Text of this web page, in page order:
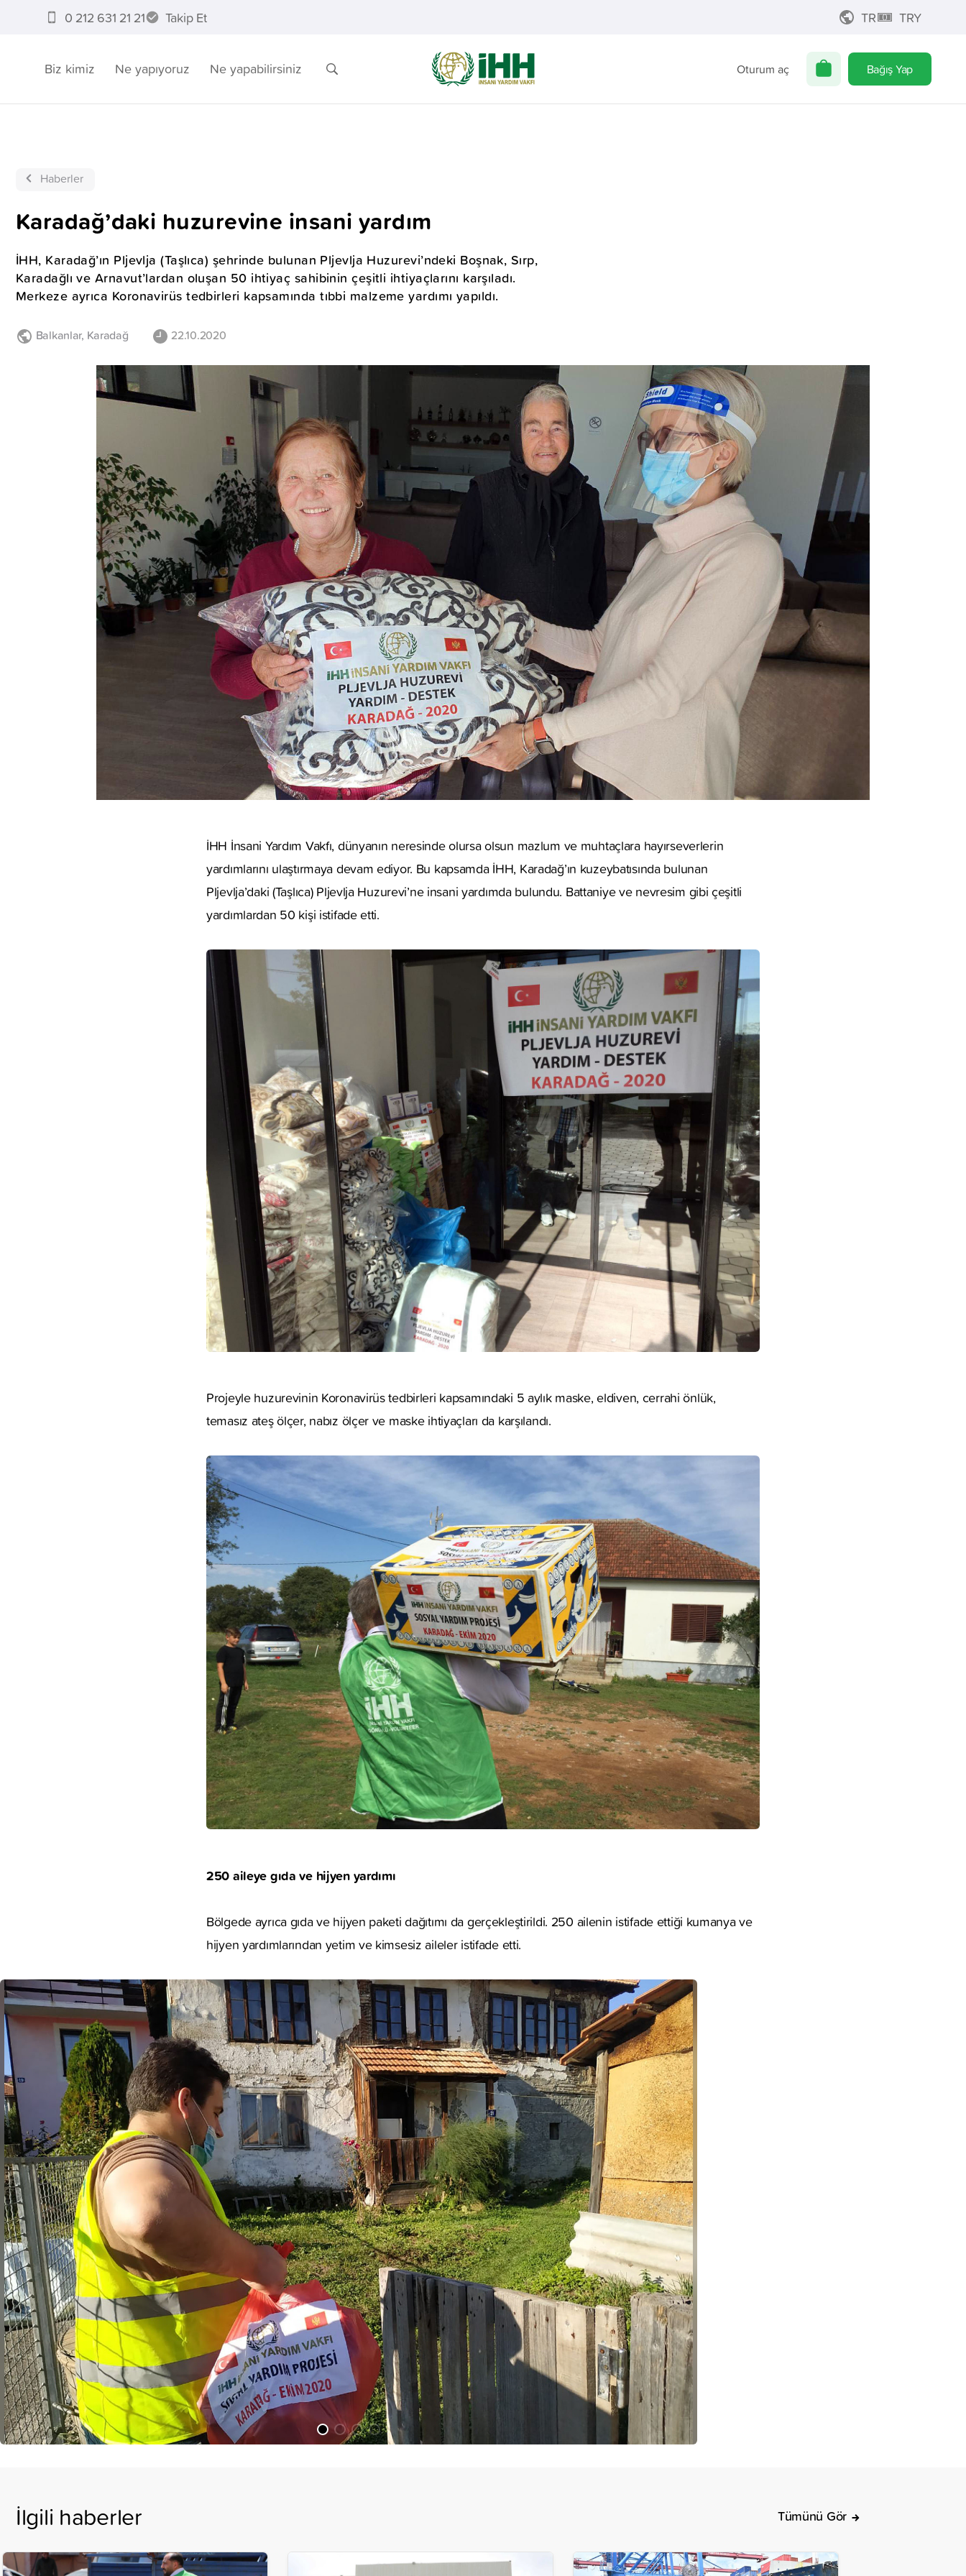
0 212 631 21 21 Takip Et TR TRY
Biz kimiz Ne yapıyoruz Ne yapabilirsiniz Oturum aç Bağış Yap
Haberler
Karadağ’daki huzurevine insani yardım
İHH, Karadağ’ın Pljevlja (Taşlıca) şehrinde bulunan Pljevlja Huzurevi’ndeki Boşnak, Sırp,
Karadağlı ve Arnavut’lardan oluşan 50 ihtiyaç sahibinin çeşitli ihtiyaçlarını karşıladı.
Merkeze ayrıca Koronavirüs tedbirleri kapsamında tıbbi malzeme yardımı yapıldı.
Balkanlar, Karadağ 22.10.2020
İHH İnsani Yardım Vakfı, dünyanın neresinde olursa olsun mazlum ve muhtaçlara hayırseverlerin
yardımlarını ulaştırmaya devam ediyor. Bu kapsamda İHH, Karadağ’ın kuzeybatısında bulunan
Pljevlja’daki (Taşlıca) Pljevlja Huzurevi’ne insani yardımda bulundu. Battaniye ve nevresim gibi çeşitli
yardımlardan 50 kişi istifade etti.
Projeyle huzurevinin Koronavirüs tedbirleri kapsamındaki 5 aylık maske, eldiven, cerrahi önlük,
temasız ateş ölçer, nabız ölçer ve maske ihtiyaçları da karşılandı.
250 aileye gıda ve hijyen yardımı
Bölgede ayrıca gıda ve hijyen paketi dağıtımı da gerçekleştirildi. 250 ailenin istifade ettiği kumanya ve
hijyen yardımlarından yetim ve kimsesiz aileler istifade etti.
İlgili haberler Tümünü Gör